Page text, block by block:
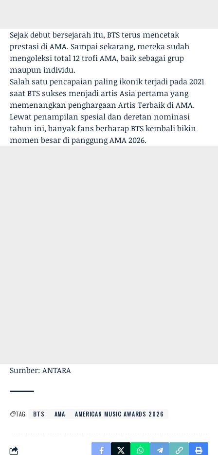
Sejak debut bersejarah itu, BTS terus mencetak
prestasi di AMA. Sampai sekarang, mereka sudah
mengoleksi total 12 trofi AMA, baik sebagai grup
maupun individu.
Salah satu pencapaian paling ikonik terjadi pada 2021
saat BTS sukses menjadi artis Asia pertama yang
memenangkan penghargaan Artis Terbaik di AMA.
Lewat penampilan spesial dan deretan nominasi
tahun ini, banyak fans berharap BTS kembali bikin
momen besar di panggung AMA 2026.
Sumber: ANTARA
TAG: BTS AMA AMERICAN MUSIC AWARDS 2026